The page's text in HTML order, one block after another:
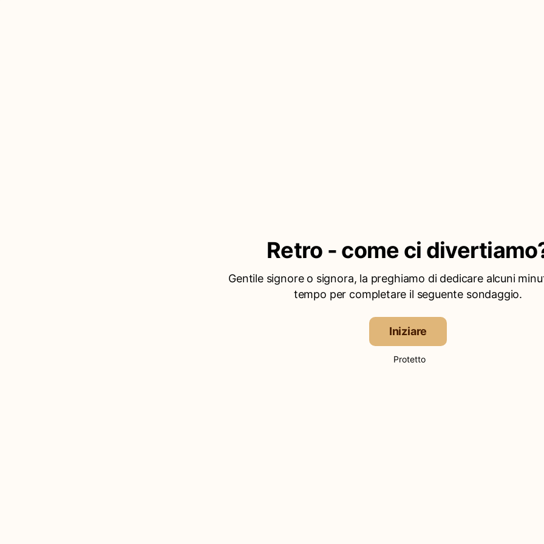
Retro - come ci
Gentile signore o signora, la preghiamo di dedicare alcuni
tempo per completare il seguente sondaggio.
Iniziare
Protetto